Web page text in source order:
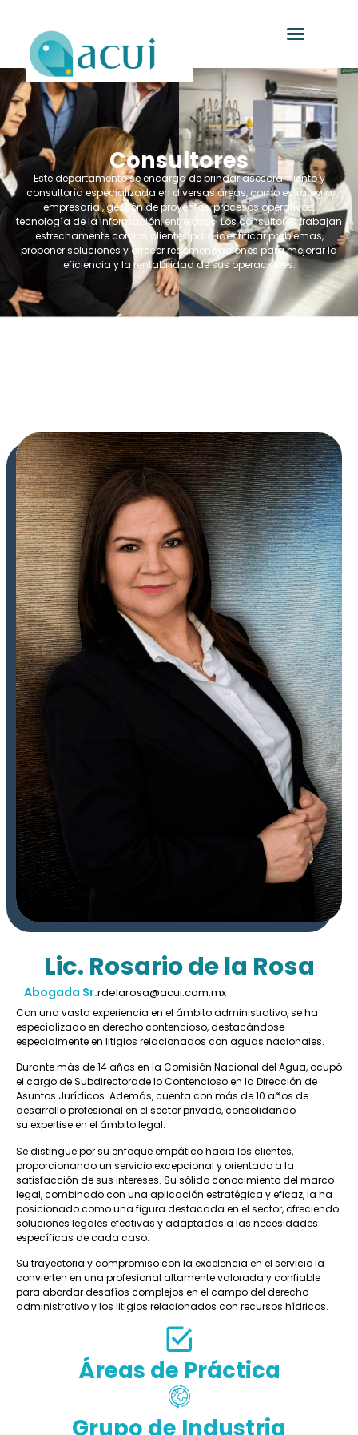
Consultores
Este departamento se encarga de brindar asesoramiento y
consultoría especializada en diversas áreas, como estrategia
empresarial, gestión de proyectos, procesos operativos,
tecnología de la información, entre otros. Los consultores trabajan
estrechamente con los clientes para identificar problemas,
proponer soluciones y ofrecer recomendaciones para mejorar la
eficiencia y la rentabilidad de sus operaciones.
Lic. Rosario de la Rosa
Abogada Sr.rdelarosa@acui.com.mx
Con una vasta experiencia en el ámbito administrativo, se ha
especializado en derecho contencioso, destacándose
especialmente en litigios relacionados con aguas nacionales.
Durante más de 14 años en la Comisión Nacional del Agua, ocupó
el cargo de Subdirectorade lo Contencioso en la Dirección de
Asuntos Jurídicos. Además, cuenta con más de 10 años de
desarrollo profesional en el sector privado, consolidando
su expertise en el ámbito legal.
Se distingue por su enfoque empático hacia los clientes,
proporcionando un servicio excepcional y orientado a la
satisfacción de sus intereses. Su sólido conocimiento del marco
legal, combinado con una aplicación estratégica y eficaz, la ha
posicionado como una figura destacada en el sector, ofreciendo
soluciones legales efectivas y adaptadas a las necesidades
específicas de cada caso.
Su trayectoria y compromiso con la excelencia en el servicio la
convierten en una profesional altamente valorada y confiable
para abordar desafíos complejos en el campo del derecho
administrativo y los litigios relacionados con recursos hídricos.
Áreas de Práctica
Grupo de Industria